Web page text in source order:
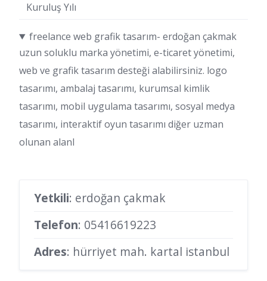
Kuruluş Yılı
freelance web grafik tasarım- erdoğan çakmak
uzun soluklu marka yönetimi, e-ticaret yönetimi,
web ve grafik tasarım desteği alabilirsiniz. logo
tasarımı, ambalaj tasarımı, kurumsal kimlik
tasarımı, mobil uygulama tasarımı, sosyal medya
tasarımı, interaktif oyun tasarımı diğer uzman
olunan alanl
Yetkili: erdoğan çakmak
Telefon: 05416619223
Adres: hürriyet mah. kartal istanbul